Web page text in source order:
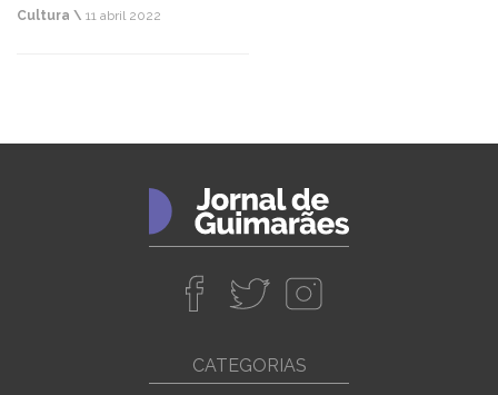
Cultura \ 11 abril 2022
CATEGORIAS